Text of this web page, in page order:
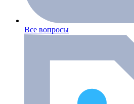
Все вопросы